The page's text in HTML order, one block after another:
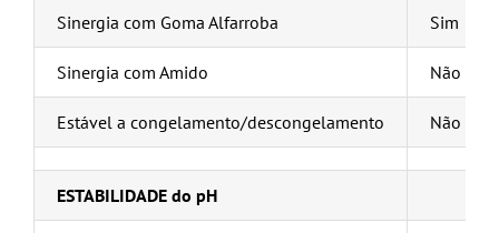
Sinergia com Goma Alfarroba Sim
Sinergia com Amido Não
Estável a congelamento/descongelamento Não
ESTABILIDADE do pH